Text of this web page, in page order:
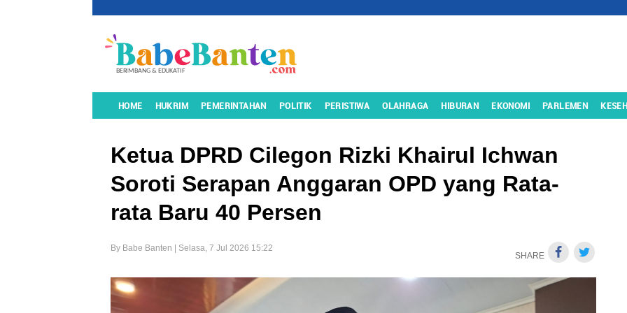
HOME HUKRIM PEMERINTAHAN POLITIK PERISTIWA OLAHRAGA HIBURAN EKONOMI PARLEMEN
Ketua DPRD Cilegon Rizki Khairul Ichwan
Soroti Serapan Anggaran OPD yang Rata-
rata Baru 40 Persen
By Babe Banten | Selasa, 7 Jul 2026 15:22
SHARE